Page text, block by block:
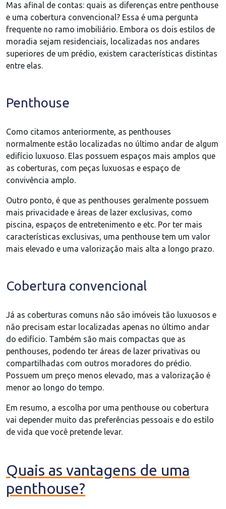
Mas afinal de contas: quais as diferenças entre penthouse
e uma cobertura convencional? Essa é uma pergunta
frequente no ramo imobiliário. Embora os dois estilos de
moradia sejam residenciais, localizadas nos andares
superiores de um prédio, existem características distintas
entre elas.
Penthouse
Como citamos anteriormente, as penthouses
normalmente estão localizadas no último andar de algum
edifício luxuoso. Elas possuem espaços mais amplos que
as coberturas, com peças luxuosas e espaço de
convivência amplo.
Outro ponto, é que as penthouses geralmente possuem
mais privacidade e áreas de lazer exclusivas, como
piscina, espaços de entretenimento e etc. Por ter mais
características exclusivas, uma penthouse tem um valor
mais elevado e uma valorização mais alta a longo prazo.
Cobertura convencional
Já as coberturas comuns não são imóveis tão luxuosos e
não precisam estar localizadas apenas no último andar
do edifício. Também são mais compactas que as
penthouses, podendo ter áreas de lazer privativas ou
compartilhadas com outros moradores do prédio.
Possuem um preço menos elevado, mas a valorização é
menor ao longo do tempo.
Em resumo, a escolha por uma penthouse ou cobertura
vai depender muito das preferências pessoais e do estilo
de vida que você pretende levar.
Quais as vantagens de uma
penthouse?